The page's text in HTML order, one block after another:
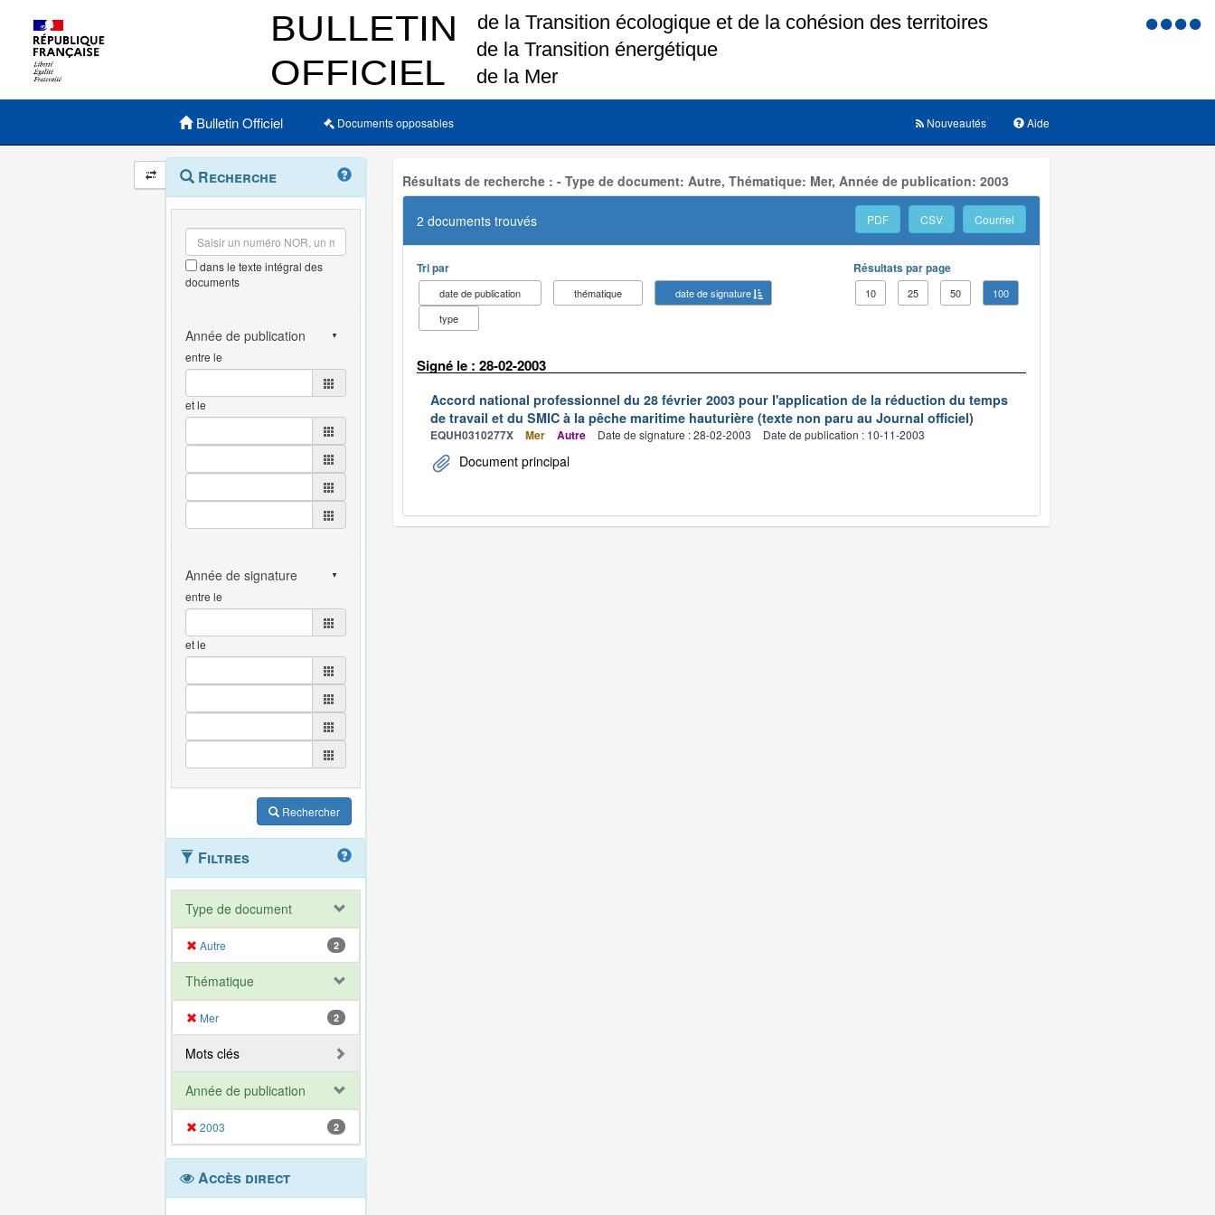
Menu
Menu principal
Bulletin Officiel Documents opposables Aide
Nouveautés
Navigation
et
outils
annexes
Menu
contextuel
Recherche
dans le texte intégral des
documents
entre le
et le
entre le
et le
Rechercher
Filtres
Type de document
Autre 2
Thématique
Mer 2
Mots clés
Année de publication
2003 2
Accès direct
Résultats de recherche : - Type de document: Autre, Thématique: Mer, Année de publication: 2003
2 documents trouvés PDF CSV Courriel
Tri par
date de publication thématique
date de signature
type
Résultats par page
10 25 50 100
Signé le : 28-02-2003
Accord national professionnel du 28 février 2003 pour l'application de la réduction du temps
de travail et du SMIC à la pêche maritime hauturière (texte non paru au Journal officiel)
EQUH0310277X Mer Autre Date de signature : 28-02-2003 Date de publication : 10-11-2003
Document principal